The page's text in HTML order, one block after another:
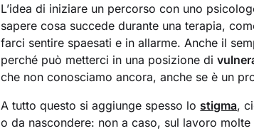
L’idea di iniziare un percorso con uno
sapere cosa succede durante una terapia,
farci sentire spaesati e in allarme. Anche il
perché può metterci in una posizione di
che non conosciamo ancora, anche se è un
A tutto questo si aggiunge spesso lo stigma,
o da nascondere: non a caso, sul lavoro